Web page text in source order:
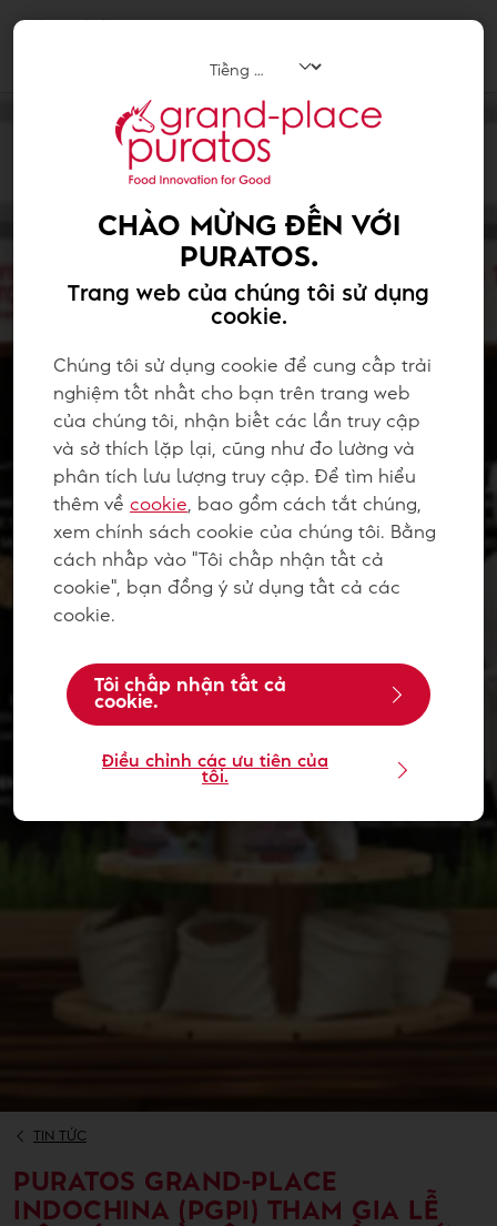
TIN TỨC
PURATOS GRAND-PLACE
INDOCHINA (PGPI) THAM GIA LỄ
CHÀO MỪNG ĐẾN VỚI
PURATOS.
Trang web của chúng tôi sử dụng
cookie.
Chúng tôi sử dụng cookie để cung cấp trải
nghiệm tốt nhất cho bạn trên trang web
của chúng tôi, nhận biết các lần truy cập
và sở thích lặp lại, cũng như đo lường và
phân tích lưu lượng truy cập. Để tìm hiểu
thêm về cookie, bao gồm cách tắt chúng,
xem chính sách cookie của chúng tôi. Bằng
cách nhấp vào "Tôi chấp nhận tất cả
cookie", bạn đồng ý sử dụng tất cả các
cookie.
Tôi chấp nhận tất cả
cookie.
Điều chỉnh các ưu tiên của
tôi.